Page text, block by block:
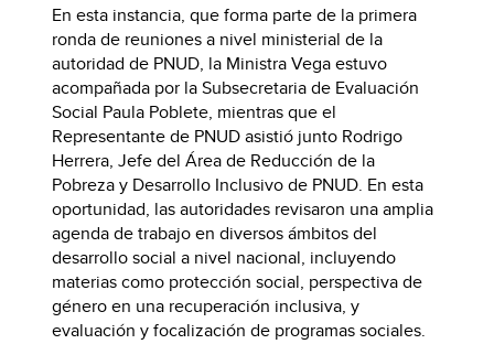
En esta instancia, que forma parte de la primera
ronda de reuniones a nivel ministerial de la
autoridad de PNUD, la Ministra Vega estuvo
acompañada por la Subsecretaria de Evaluación
Social Paula Poblete, mientras que el
Representante de PNUD asistió junto Rodrigo
Herrera, Jefe del Área de Reducción de la
Pobreza y Desarrollo Inclusivo de PNUD. En esta
oportunidad, las autoridades revisaron una amplia
agenda de trabajo en diversos ámbitos del
desarrollo social a nivel nacional, incluyendo
materias como protección social, perspectiva de
género en una recuperación inclusiva, y
evaluación y focalización de programas sociales.